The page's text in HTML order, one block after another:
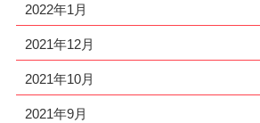
2022年1月
2021年12月
2021年10月
2021年9月